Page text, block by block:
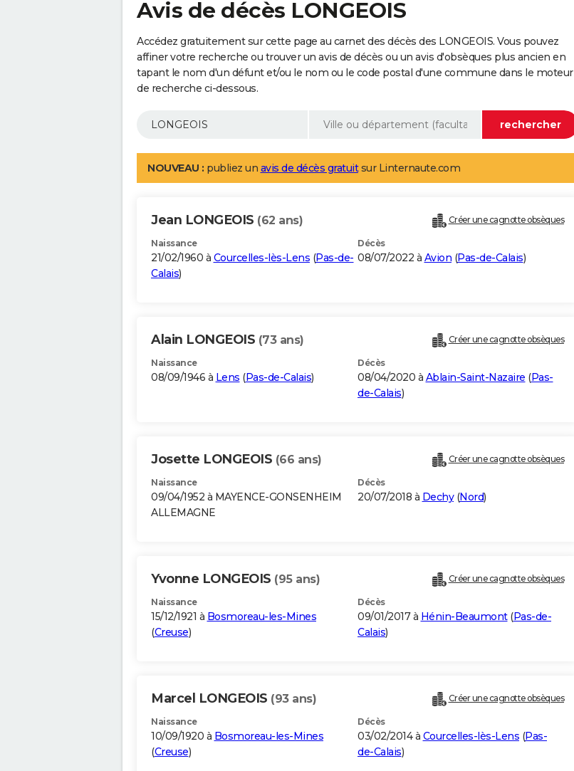
Avis de décès LONGEOIS
Accédez gratuitement sur cette page au carnet des décès des LONGEOIS. Vous pouvez
affiner votre recherche ou trouver un avis de décès ou un avis d'obsèques plus ancien en
tapant le nom d'un défunt et/ou le nom ou le code postal d'une commune dans le moteur
de recherche ci-dessous.
NOUVEAU : publiez un avis de décès gratuitsur Linternaute.com
Jean LONGEOIS (62 ans) Créer une cagnotte obsèques
Naissance
21/02/1960 à Courcelles-lès-Lens (Pas-de-
Calais)
Décès
08/07/2022 à Avion (Pas-de-Calais)
Alain LONGEOIS (73 ans) Créer une cagnotte obsèques
Naissance
08/09/1946 à Lens (Pas-de-Calais)
Décès
08/04/2020 à Ablain-Saint-Nazaire (Pas-
de-Calais)
Josette LONGEOIS (66 ans) Créer une cagnotte obsèques
Naissance
09/04/1952 à MAYENCE-GONSENHEIM
ALLEMAGNE
Décès
20/07/2018 à Dechy(Nord)
Yvonne LONGEOIS (95 ans) Créer une cagnotte obsèques
Naissance
15/12/1921 à Bosmoreau-les-Mines
(Creuse)
Décès
09/01/2017 à Hénin-Beaumont(Pas-de-
Calais)
Marcel LONGEOIS (93 ans) Créer une cagnotte obsèques
Naissance
10/09/1920 à Bosmoreau-les-Mines
(Creuse)
Décès
03/02/2014 à Courcelles-lès-Lens (Pas-
de-Calais)